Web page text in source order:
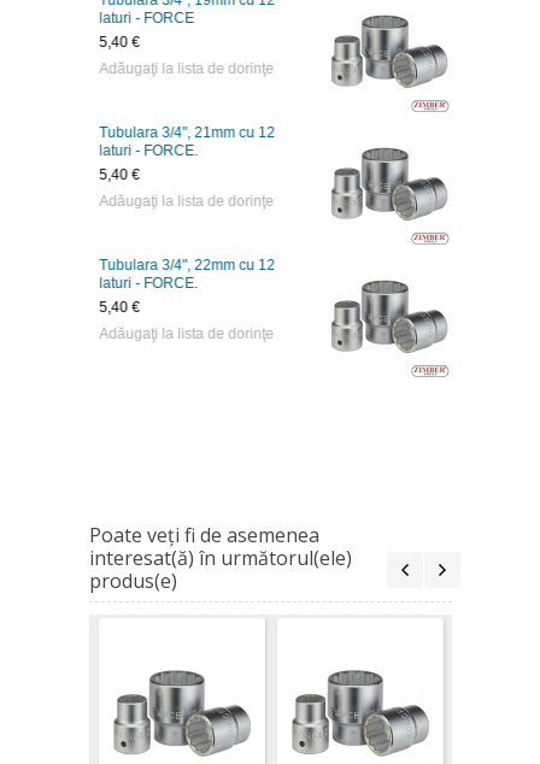
Adăugaţi la lista de dorinţe
Tubulara 3/4", 24mm cu 12
Adăugaţi la lista de dorinţe
Tubulara 3/4", 25mm cu 12
Adăugaţi la lista de dorinţe
Poate veţi fi de asemenea
interesat(ă) în următorul(ele)
produs(e)